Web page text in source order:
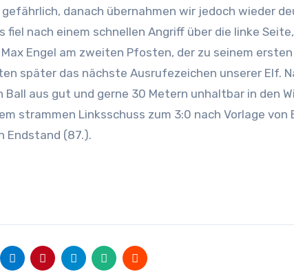
danach übernahmen wir jedoch wieder
nach einem schnellen Angriff über die linke Seite,
Engel am zweiten Pfosten, der zu seinem ersten
später das nächste Ausrufezeichen unserer Elf.
aus gut und gerne 30 Metern unhaltbar in den
strammen Linksschuss zum 3:0 nach Vorlage von
Endstand (87.).